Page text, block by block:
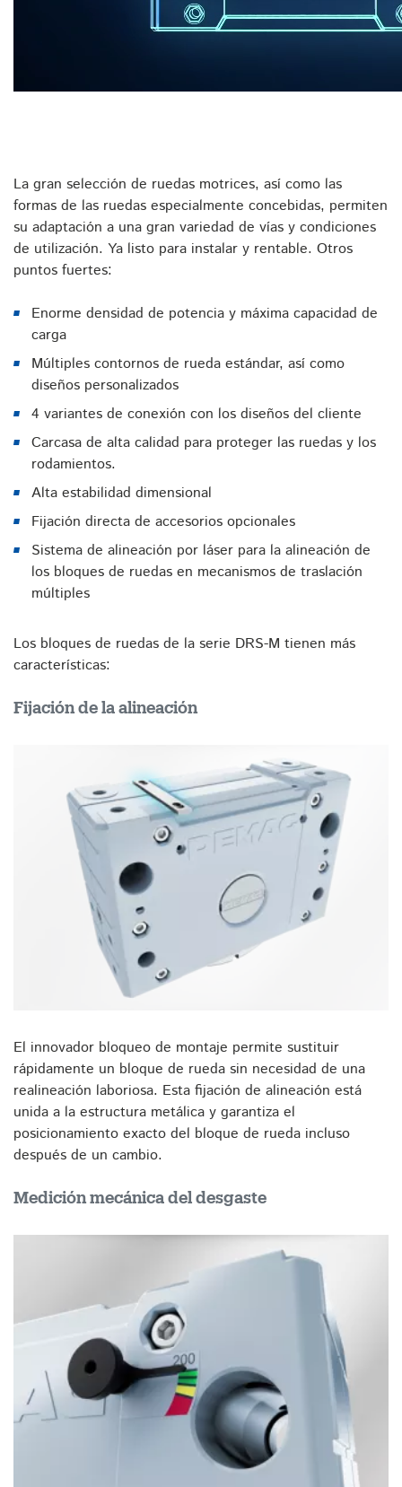
La gran selección de ruedas motrices, así como las
formas de las ruedas especialmente concebidas, permiten
su adaptación a una gran variedad de vías y condiciones
de utilización. Ya listo para instalar y rentable. Otros
puntos fuertes:
Enorme densidad de potencia y máxima capacidad de
carga
Múltiples contornos de rueda estándar, así como
diseños personalizados
4 variantes de conexión con los diseños del cliente
Carcasa de alta calidad para proteger las ruedas y los
rodamientos.
Alta estabilidad dimensional
Fijación directa de accesorios opcionales
Sistema de alineación por láser para la alineación de
los bloques de ruedas en mecanismos de traslación
múltiples
Los bloques de ruedas de la serie DRS-M tienen más
características:
Fijación de la alineación
El innovador bloqueo de montaje permite sustituir
rápidamente un bloque de rueda sin necesidad de una
realineación laboriosa. Esta fijación de alineación está
unida a la estructura metálica y garantiza el
posicionamiento exacto del bloque de rueda incluso
después de un cambio.
Medición mecánica del desgaste